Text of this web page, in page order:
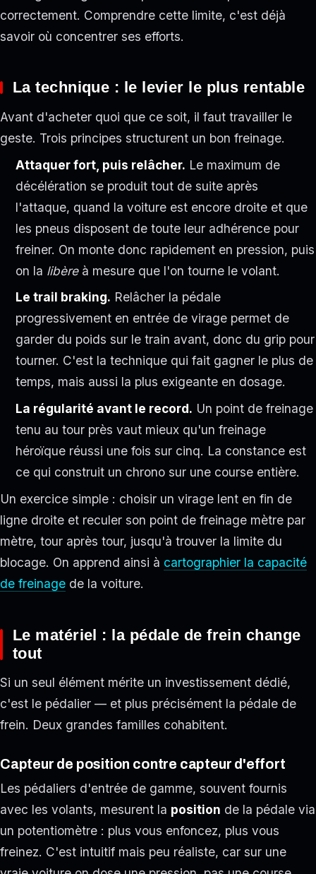
correctement. Comprendre cette limite, c'est déjà
savoir où concentrer ses efforts.
La technique : le levier le plus rentable
Avant d'acheter quoi que ce soit, il faut travailler le
geste. Trois principes structurent un bon freinage.
Attaquer fort, puis relâcher. Le maximum de
décélération se produit tout de suite après
l'attaque, quand la voiture est encore droite et que
les pneus disposent de toute leur adhérence pour
freiner. On monte donc rapidement en pression, puis
on la libèreà mesure que l'on tourne le volant.
Le trail braking. Relâcher la pédale
progressivement en entrée de virage permet de
garder du poids sur le train avant, donc du grip pour
tourner. C'est la technique qui fait gagner le plus de
temps, mais aussi la plus exigeante en dosage.
La régularité avant le record. Un point de freinage
tenu au tour près vaut mieux qu'un freinage
héroïque réussi une fois sur cinq. La constance est
ce qui construit un chrono sur une course entière.
Un exercice simple : choisir un virage lent en fin de
ligne droite et reculer son point de freinage mètre par
mètre, tour après tour, jusqu'à trouver la limite du
blocage. On apprend ainsi à cartographier la capacité
de freinage de la voiture.
Le matériel : la pédale de frein change
tout
Si un seul élément mérite un investissement dédié,
c'est le pédalier — et plus précisément la pédale de
frein. Deux grandes familles cohabitent.
Capteur de position contre capteur d'effort
Les pédaliers d'entrée de gamme, souvent fournis
avec les volants, mesurent la position de la pédale via
un potentiomètre : plus vous enfoncez, plus vous
freinez. C'est intuitif mais peu réaliste, car sur une